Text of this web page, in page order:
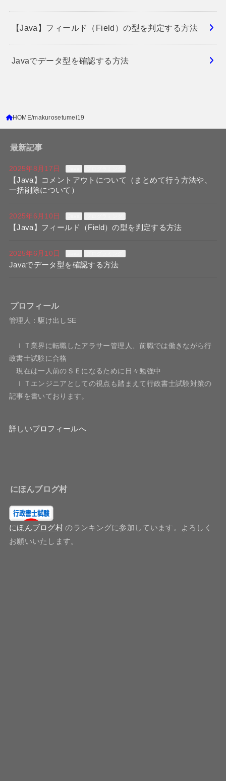
【Java】フィールド（Field）の型を判定する方法
Javaでデータ型を確認する方法
HOME makurosetumei19
最新記事
2025年8月17日
【Java】コメントアウトについて（まとめて行う方法や、
一括削除について）
2025年6月10日
【Java】フィールド（Field）の型を判定する方法
2025年6月10日
Javaでデータ型を確認する方法
プロフィール
管理人：駆け出しSE
ＩＴ業界に転職したアラサー管理人、前職では働きながら行
政書士試験に合格
現在は一人前のＳＥになるために日々勉強中
ＩＴエンジニアとしての視点も踏まえて行政書士試験対策の
記事を書いております。
詳しいプロフィールへ
にほんブログ村
にほんブログ村 のランキングに参加しています。よろしく
お願いいたします。